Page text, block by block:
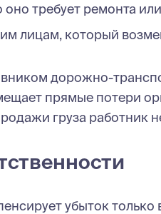
требует ремонта
лицам, который
дорожно-
прямые потери
груза работник
убыток